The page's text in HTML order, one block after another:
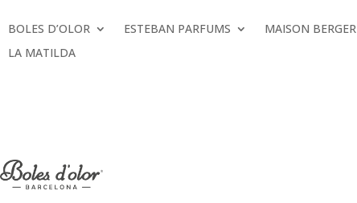
BOLES D’OLOR ESTEBAN PARFUMS MAISON BERGER
LA MATILDA